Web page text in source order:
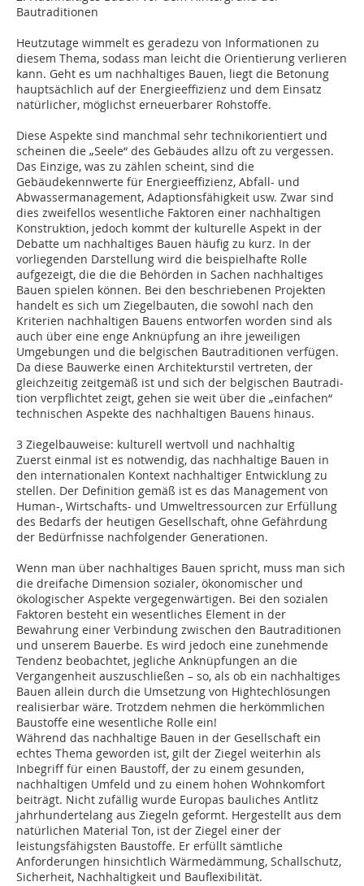
Bautraditionen
Heutzutage wimmelt es geradezu von Informationen zu
diesem Thema, sodass man leicht die Orientierung verlieren
kann. Geht es um nachhaltiges Bauen, liegt die Betonung
hauptsächlich auf der Energieeffizienz und dem Einsatz
natürlicher, möglichst erneuerbarer Rohstoffe.
Diese Aspekte sind manchmal sehr technikorientiert und
scheinen die „Seele“ des Gebäudes allzu oft zu vergessen.
Das Einzige, was zu zählen scheint, sind die
Gebäudekennwerte für Energieeffizienz, Abfall- und
Abwassermanagement, Adaptionsfähigkeit usw. Zwar sind
dies zweifellos wesentliche Faktoren einer nachhaltigen
Konstruktion, jedoch kommt der kulturelle Aspekt in der
Debatte um nachhaltiges Bauen häufig zu kurz. In der
vorliegenden Darstellung wird die beispielhafte Rolle
aufgezeigt, die die die Behörden in Sachen nachhaltiges
Bauen spielen können. Bei den beschriebenen Projekten
handelt es sich um Ziegelbauten, die sowohl nach den
Kriterien nachhaltigen Bauens entworfen worden sind als
auch über eine enge Anknüpfung an ihre jeweiligen
Umgebungen und die belgischen Bautraditionen verfügen.
Da diese Bauwerke einen Architekturstil vertreten, der
gleichzeitig zeitgemäß ist und sich der belgischen Bautradi-
tion verpflichtet zeigt, gehen sie weit über die „einfachen“
technischen Aspekte des nachhaltigen Bauens hinaus.
3 Ziegelbauweise: kulturell wertvoll und nachhaltig
Zuerst einmal ist es notwendig, das nachhaltige Bauen in
den internationalen Kontext nachhaltiger Entwicklung zu
stellen. Der Definition gemäß ist es das Management von
Human-, Wirtschafts- und Umweltressourcen zur Erfüllung
des Bedarfs der heutigen Gesellschaft, ohne Gefährdung
der Bedürfnisse nachfolgender Generationen.
Wenn man über nachhaltiges Bauen spricht, muss man sich
die dreifache Dimension sozialer, ökonomischer und
ökologischer Aspekte vergegenwärtigen. Bei den sozialen
Faktoren besteht ein wesentliches Element in der
Bewahrung einer Verbindung zwischen den Bautraditionen
und unserem Bauerbe. Es wird jedoch eine zunehmende
Tendenz beobachtet, jegliche Anknüpfungen an die
Vergangenheit auszuschließen – so, als ob ein nachhaltiges
Bauen allein durch die Umsetzung von Hightechlösungen
realisierbar wäre. Trotzdem nehmen die herkömmlichen
Baustoffe eine wesentliche Rolle ein!
Während das nachhaltige Bauen in der Gesellschaft ein
echtes Thema geworden ist, gilt der Ziegel weiterhin als
Inbegriff für einen Baustoff, der zu einem gesunden,
nachhaltigen Umfeld und zu einem hohen Wohnkomfort
beiträgt. Nicht zufällig wurde Europas bauliches Antlitz
jahrhundertelang aus Ziegeln geformt. Hergestellt aus dem
natürlichen Material Ton, ist der Ziegel einer der
leistungsfähigsten Baustoffe. Er erfüllt sämtliche
Anforderungen hinsichtlich Wärmedämmung, Schallschutz,
Sicherheit, Nachhaltigkeit und Bauflexibilität.